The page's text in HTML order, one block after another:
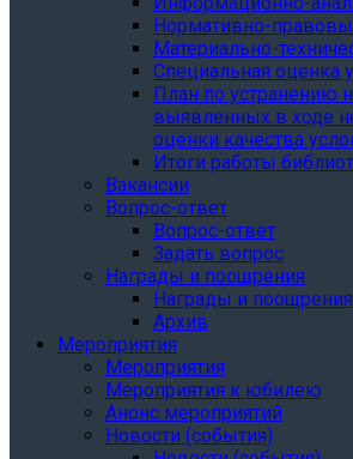
Нормативно-
Материально-
Специальная оценка
План по устранению
выявленных в ходе
оценки качества
Итоги работы
Вакансии
Вопрос-ответ
Вопрос-ответ
Задать вопрос
Награды и поощрения
Награды и поощрения
Архив
Мероприятия
Мероприятия
Мероприятия к юбилею
Анонс мероприятий
Новости (события)